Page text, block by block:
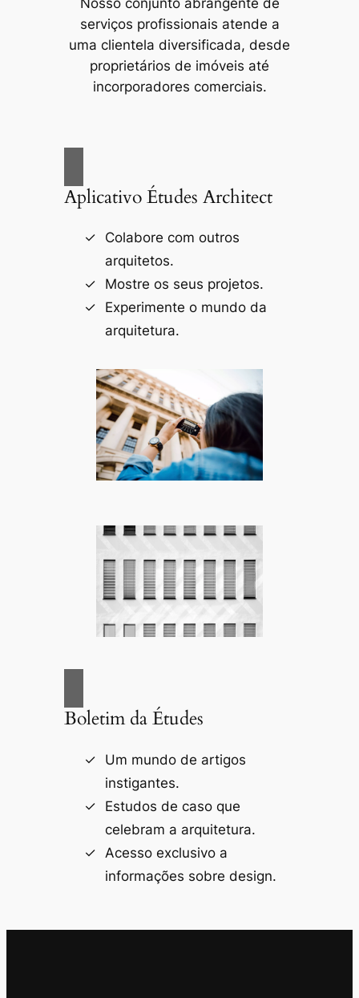
Nosso conjunto abrangente de
serviços profissionais atende a
uma clientela diversificada, desde
proprietários de imóveis até
incorporadores comerciais.
Aplicativo Études Architect
Colabore com outros
arquitetos.
Mostre os seus projetos.
Experimente o mundo da
arquitetura.
Boletim da Études
Um mundo de artigos
instigantes.
Estudos de caso que
celebram a arquitetura.
Acesso exclusivo a
informações sobre design.